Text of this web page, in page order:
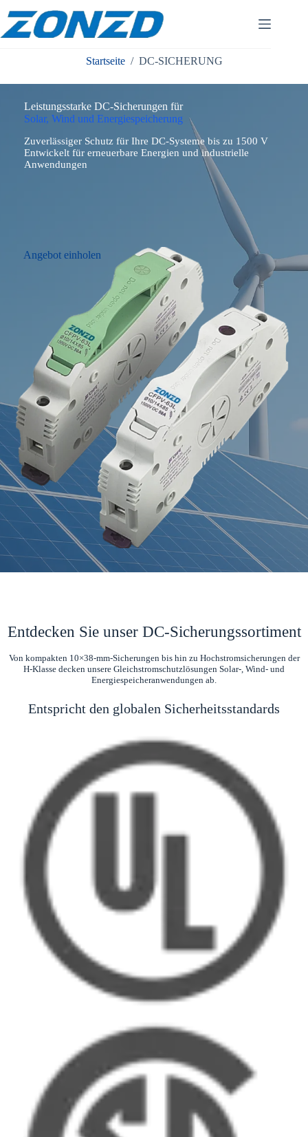
Inhalt
springen
Startseite / DC-SICHERUNG
Leistungsstarke DC-Sicherungen für
Solar, Wind und Energiespeicherung
Zuverlässiger Schutz für Ihre DC-Systeme bis zu 1500 V
Entwickelt für erneuerbare Energien und industrielle
Anwendungen
Angebot einholen
Entdecken Sie unser DC-Sicherungssortiment
Von kompakten 10×38-mm-Sicherungen bis hin zu Hochstromsicherungen der
H-Klasse decken unsere Gleichstromschutzlösungen Solar-, Wind- und
Energiespeicheranwendungen ab.
Entspricht den globalen Sicherheitsstandards